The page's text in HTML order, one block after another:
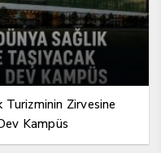
Turizminin Zirvesine
Kampüs